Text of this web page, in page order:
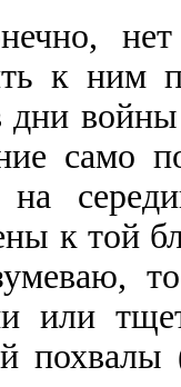
к ним
войны
само
на
к той
или